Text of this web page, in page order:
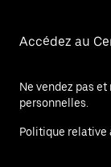
Accédez au
Ne vendez pas
personnelles.
Politique relative